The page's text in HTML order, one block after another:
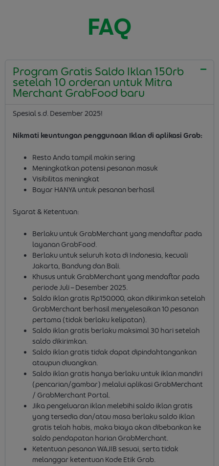
FAQ
Program Gratis Saldo Iklan 150rb
setelah 10 orderan untuk Mitra
Merchant GrabFood baru
Spesial s.d. Desember 2025!
Nikmati keuntungan penggunaan Iklan di aplikasi Grab:
Resto Anda tampil makin sering
Meningkatkan potensi pesanan masuk
Visibilitas meningkat
Bayar HANYA untuk pesanan berhasil
Syarat & Ketentuan:
Berlaku untuk GrabMerchant yang mendaftar pada
layanan GrabFood.
Berlaku untuk seluruh kota di Indonesia, kecuali
Jakarta, Bandung dan Bali.
Khusus untuk GrabMerchant yang mendaftar pada
periode Juli – Desember 2025.
Saldo iklan gratis Rp150.000, akan dikirimkan setelah
GrabMerchant berhasil menyelesaikan 10 pesanan
pertama (tidak berlaku kelipatan).
Saldo iklan gratis berlaku maksimal 30 hari setelah
saldo dikirimkan.
Saldo iklan gratis tidak dapat dipindahtangankan
ataupun diuangkan.
Saldo iklan gratis hanya berlaku untuk iklan mandiri
(pencarian/gambar) melalui aplikasi GrabMerchant
/ GrabMerchant Portal.
Jika pengeluaran iklan melebihi saldo iklan gratis
yang tersedia dan/atau masa berlaku saldo iklan
gratis telah habis, maka biaya akan dibebankan ke
saldo pendapatan harian GrabMerchant.
Ketentuan pesanan WAJIB sesuai, serta tidak
melanggar ketentuan Kode Etik Grab.